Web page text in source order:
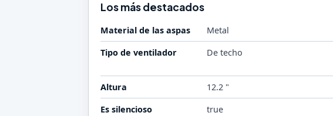
Los más destacados
Material de las aspas Metal
Tipo de ventilador
De techo
Altura 12.2 "
Es silencioso
true